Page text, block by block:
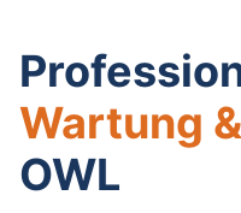
Wartung
OWL